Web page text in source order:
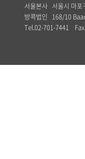
서울본사 서울시 마
방콕법인 168/10
Tel.02-701-7441